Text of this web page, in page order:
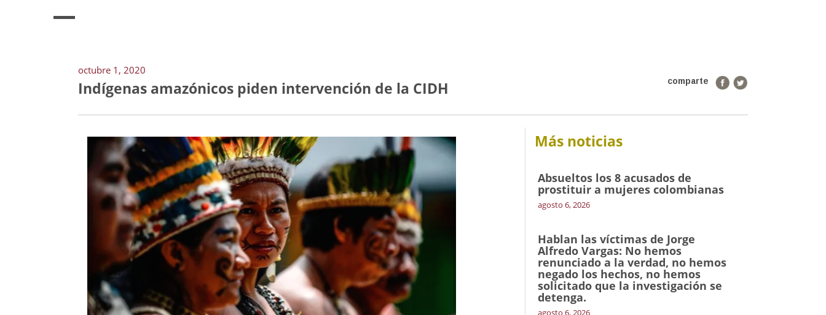
octubre 1, 2020
comparte
Indígenas amazónicos piden intervención de la CIDH
Más noticias
Absueltos los 8 acusados de
prostituir a mujeres colombianas
agosto 6, 2026
Hablan las víctimas de Jorge
Alfredo Vargas: No hemos
renunciado a la verdad, no hemos
negado los hechos, no hemos
solicitado que la investigación se
detenga.
agosto 6, 2026